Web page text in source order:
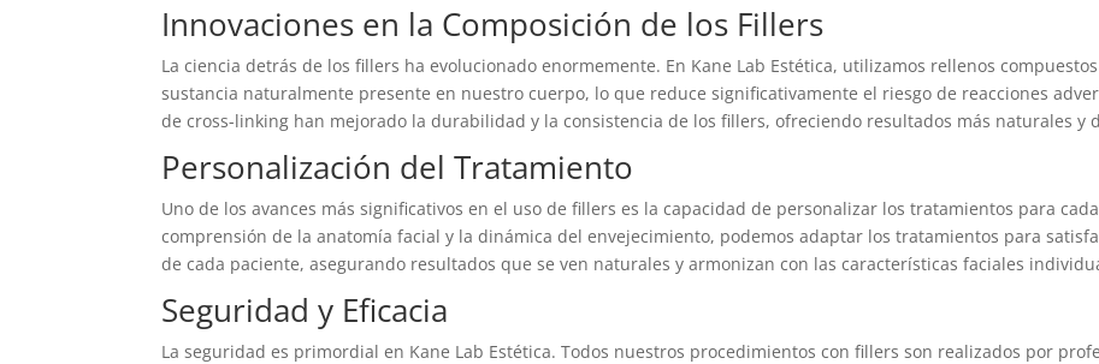
Innovaciones en la Composición de los Fillers
La ciencia detrás de los fillers ha evolucionado enormemente. En Kane Lab Estética, utilizamos rellenos
sustancia naturalmente presente en nuestro cuerpo, lo que reduce significativamente el riesgo de reacciones
de cross-linking han mejorado la durabilidad y la consistencia de los fillers, ofreciendo resultados más naturales y
Personalización del Tratamiento
Uno de los avances más significativos en el uso de fillers es la capacidad de personalizar los tratamientos para
comprensión de la anatomía facial y la dinámica del envejecimiento, podemos adaptar los tratamientos para
de cada paciente, asegurando resultados que se ven naturales y armonizan con las características faciales
Seguridad y Eficacia
La seguridad es primordial en Kane Lab Estética. Todos nuestros procedimientos con fillers son realizados por